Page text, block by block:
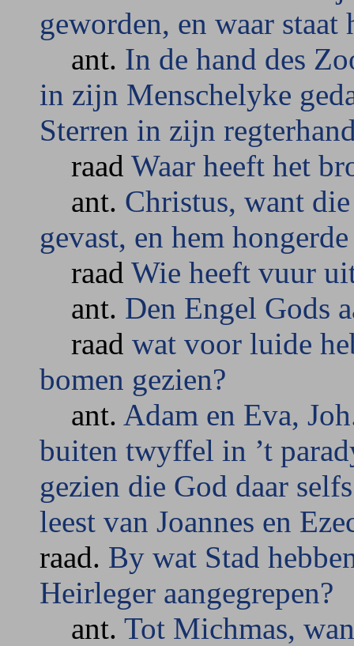
geworden, en waar staat
ant. In de hand des
in zijn Menschelyke
Sterren in zijn
raad Waar heeft het
ant. Christus, want
gevast, en hem
raad Wie heeft vuur
ant. Den Engel Gods
raad wat voor luide
bomen gezien?
ant. Adam en Eva,
buiten twyffel in ’t
gezien die God daar
leest van Joannes en
raad. By wat Stad
Heirleger aangegrepen?
ant. Tot Michmas,